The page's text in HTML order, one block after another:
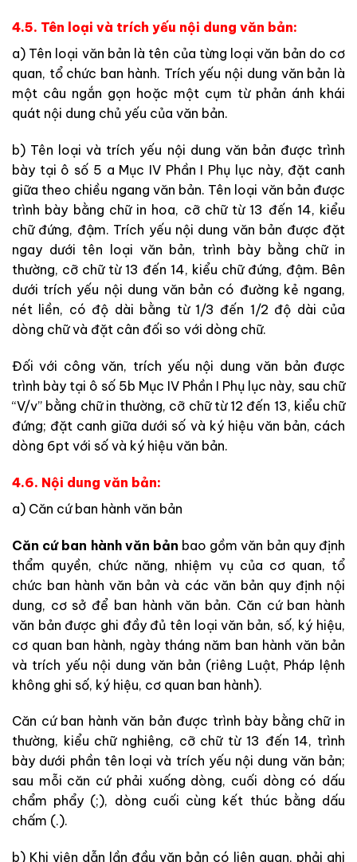
4.5. Tên loại và trích yếu nội dung văn bản:
a) Tên loại văn bản là tên của từng loại văn bản do cơ
quan, tổ chức ban hành. Trích yếu nội dung văn bản là
một câu ngắn gọn hoặc một cụm từ phản ánh khái
quát nội dung chủ yếu của văn bản.
b) Tên loại và trích yếu nội dung văn bản được trình
bày tại ô số 5 a Mục IV Phần I Phụ lục này, đặt canh
giữa theo chiều ngang văn bản. Tên loại văn bản được
trình bày bằng chữ in hoa, cỡ chữ từ 13 đến 14, kiểu
chữ đứng, đậm. Trích yếu nội dung văn bản được đặt
ngay dưới tên loại văn bản, trình bày bằng chữ in
thường, cỡ chữ từ 13 đến 14, kiểu chữ đứng, đậm. Bên
dưới trích yếu nội dung văn bản có đường kẻ ngang,
nét liền, có độ dài bằng từ 1/3 đến 1/2 độ dài của
dòng chữ và đặt cân đối so với dòng chữ.
Đối với công văn, trích yếu nội dung văn bản được
trình bày tại ô số 5b Mục IV Phần I Phụ lục này, sau chữ
“V/v” bằng chữ in thường, cỡ chữ từ 12 đến 13, kiểu chữ
đứng; đặt canh giữa dưới số và ký hiệu văn bản, cách
dòng 6pt với số và ký hiệu văn bản.
4.6. Nội dung văn bản:
a) Căn cứ ban hành văn bản
Căn cứ ban hành văn bản bao gồm văn bản quy định
thẩm quyền, chức năng, nhiệm vụ của cơ quan, tổ
chức ban hành văn bản và các văn bản quy định nội
dung, cơ sở để ban hành văn bản. Căn cứ ban hành
văn bản được ghi đầy đủ tên loại văn bản, số, ký hiệu,
cơ quan ban hành, ngày tháng năm ban hành văn bản
và trích yếu nội dung văn bản (riêng Luật, Pháp lệnh
không ghi số, ký hiệu, cơ quan ban hành).
Căn cứ ban hành văn bản được trình bày bằng chữ in
thường, kiểu chữ nghiêng, cỡ chữ từ 13 đến 14, trình
bày dưới phần tên loại và trích yếu nội dung văn bản;
sau mỗi căn cứ phải xuống dòng, cuối dòng có dấu
chẩm phẩy (;), dòng cuối cùng kết thúc bằng dấu
chấm (.).
b) Khi viện dẫn lần đầu văn bản có liên quan, phải ghi